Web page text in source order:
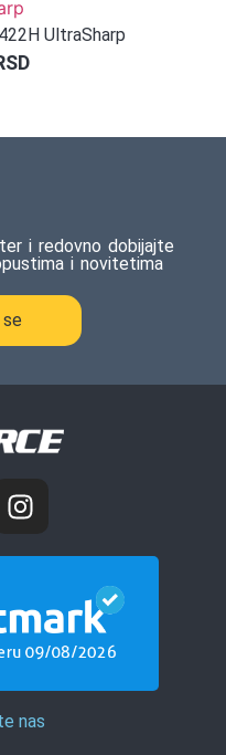
UltraSharp
i redovno dobijajte
i novitetima
nas